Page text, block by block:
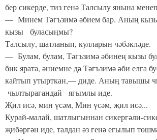
бер сикерде, тиз генә Талсылу янына
— Минем Тәгъзимә әбием бар. Аның
кызы буласыңмы?
Талсылу, шатланып, кулларын чәбәкләде.
— Булам, булам, Тәгъзимә әбинең кызы
бик ярата, әниемне дә Тәгъзимә әби елга
кайтып утырткан,— диде. Аның тавышы
чылтырагандай ягымлы иде.
Җил исә, мин үсәм, Мин үсәм, җил исә...
Курай-малай, шатлыгыннан сикергәли-
җибәргән иде, талдан әз генә егылып